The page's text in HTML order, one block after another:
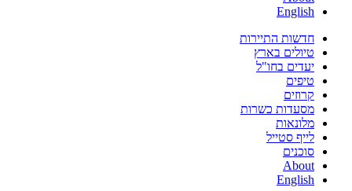
English
חדשות התיירות
טיולים בארץ
יעדים בחו"ל
טיפים
קרוזים
מסעדות כשרות
מלונאות
לייף סטייל
סוכנים
About
English